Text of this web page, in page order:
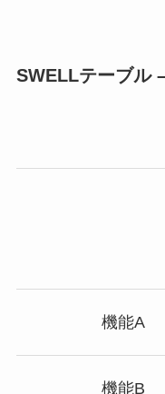
SWELLテーブル
機能A
機能B